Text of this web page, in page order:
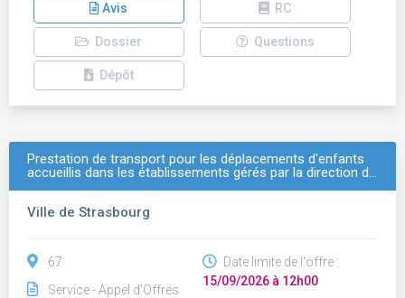
Avis RC
Dossier Questions
Dépôt
Prestation de transport pour les déplacements d'enfants
accueillis dans les établissements gérés par la direction d…
Ville de Strasbourg
67
Service - Appel d'Offres
Date limite de l'offre :
15/09/2026 à 12h00